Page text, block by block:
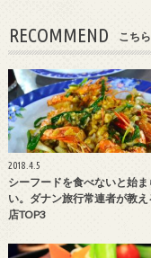
RECOMMEND こち
2018.4.5
シーフードを食べないと始ま
い。ダナン旅行常連者が教
店TOP3